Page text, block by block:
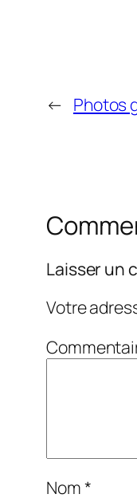
← Photos
Laisser un
Votre
Nom*